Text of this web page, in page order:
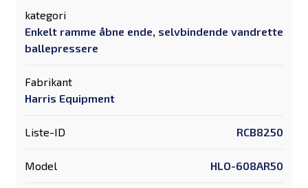
kategori
Enkelt ramme åbne ende, selvbindende vandrette
ballepressere
Fabrikant
Harris Equipment
Liste-ID RCB8250
Model HLO-608AR50